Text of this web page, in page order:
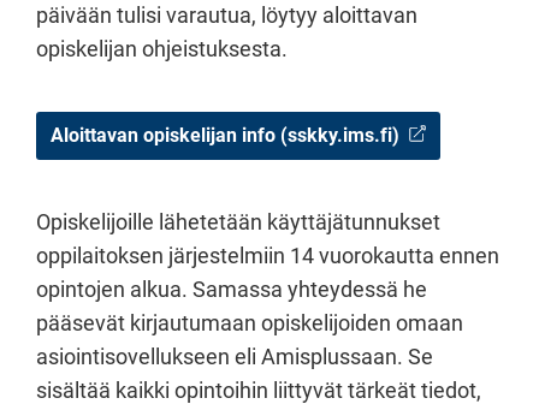
päivään tulisi varautua, löytyy aloittavan
opiskelijan ohjeistuksesta.
Aloittavan opiskelijan info (sskky.ims.fi)
Opiskelijoille lähetetään käyttäjätunnukset
oppilaitoksen järjestelmiin 14 vuorokautta ennen
opintojen alkua. Samassa yhteydessä he
pääsevät kirjautumaan opiskelijoiden omaan
asiointisovellukseen eli Amisplussaan. Se
sisältää kaikki opintoihin liittyvät tärkeät tiedot,